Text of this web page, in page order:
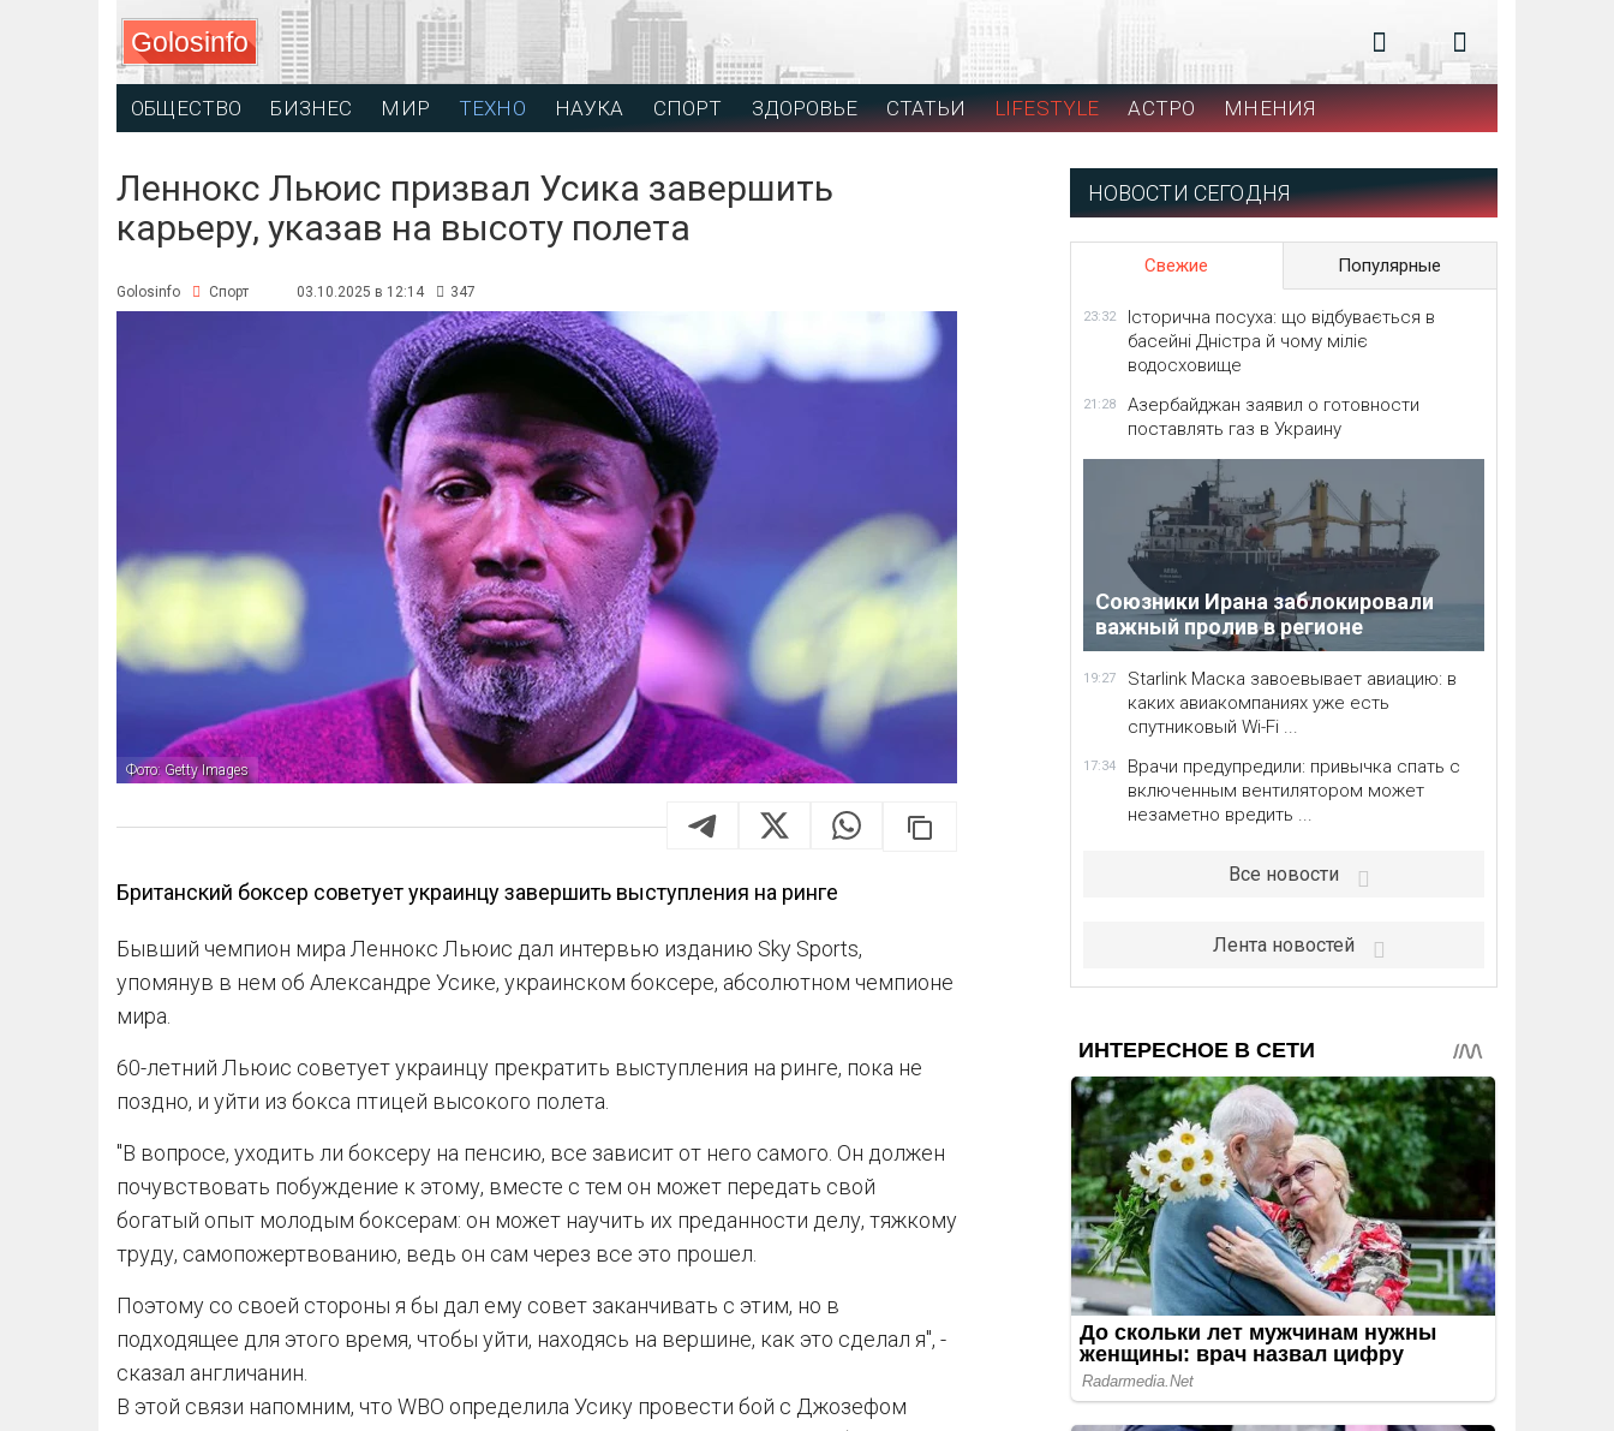
Golosinfo
ОБЩЕСТВО БИЗНЕС МИР ТЕХНО НАУКА СПОРТ ЗДОРОВЬЕ СТАТЬИ LIFESTYLE АСТРО МНЕНИЯ
Леннокс Льюис призвал Усика завершить
карьеру, указав на высоту полета
Golosinfo Спорт 03.10.2025 в 12:14 347
Фото: Getty Images
Британский боксер советует украинцу завершить выступления на ринге
Бывший чемпион мира Леннокс Льюис дал интервью изданию Sky Sports,
упомянув в нем об Александре Усике, украинском боксере, абсолютном чемпионе
мира.
60-летний Льюис советует украинцу прекратить выступления на ринге, пока не
поздно, и уйти из бокса птицей высокого полета.
"В вопросе, уходить ли боксеру на пенсию, все зависит от него самого. Он должен
почувствовать побуждение к этому, вместе с тем он может передать свой
богатый опыт молодым боксерам: он может научить их преданности делу, тяжкому
труду, самопожертвованию, ведь он сам через все это прошел.
Поэтому со своей стороны я бы дал ему совет заканчивать с этим, но в
подходящее для этого время, чтобы уйти, находясь на вершине, как это сделал я", -
сказал англичанин.
В этой связи напомним, что WBO определила Усику провести бой с Джозефом
НОВОСТИ СЕГОДНЯ
Свежие Популярные
23:32
Історична посуха: що відбувається в
басейні Дністра й чому міліє
водосховище
21:28
Азербайджан заявил о готовности
поставлять газ в Украину
Союзники Ирана заблокировали
важный пролив в регионе
19:27
Starlink Маска завоевывает авиацию: в
каких авиакомпаниях уже есть
спутниковый Wi-Fi ...
17:34
Врачи предупредили: привычка спать с
включенным вентилятором может
незаметно вредить ...
Все новости
Лента новостей